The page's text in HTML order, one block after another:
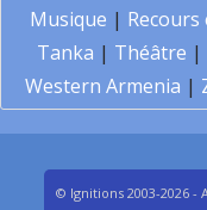
Musique |
Tanka | Théâtre |
Western Armenia |
© Ignitions 2003-2026 -